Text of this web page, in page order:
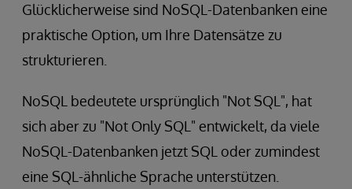
Glücklicherweise sind NoSQL-Datenbanken eine
praktische Option, um Ihre Datensätze zu
strukturieren.
NoSQL bedeutete ursprünglich "Not SQL", hat
sich aber zu "Not Only SQL" entwickelt, da viele
NoSQL-Datenbanken jetzt SQL oder zumindest
eine SQL-ähnliche Sprache unterstützen.